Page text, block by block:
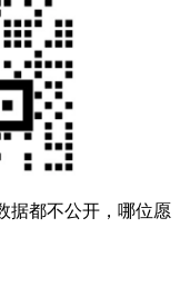
据都不公开，哪位愿